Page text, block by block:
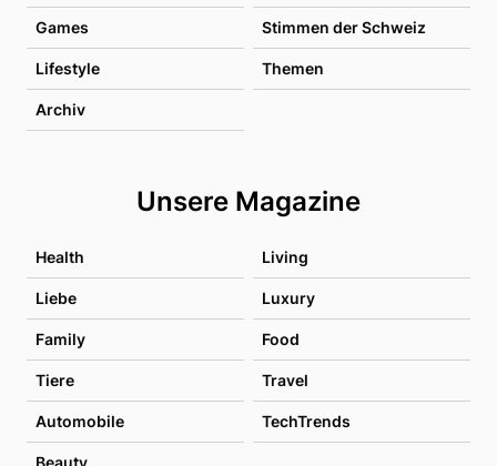
Games Stimmen der Schweiz
Lifestyle Themen
Archiv
Unsere Magazine
Health Living
Liebe Luxury
Family Food
Tiere Travel
Automobile TechTrends
Beauty